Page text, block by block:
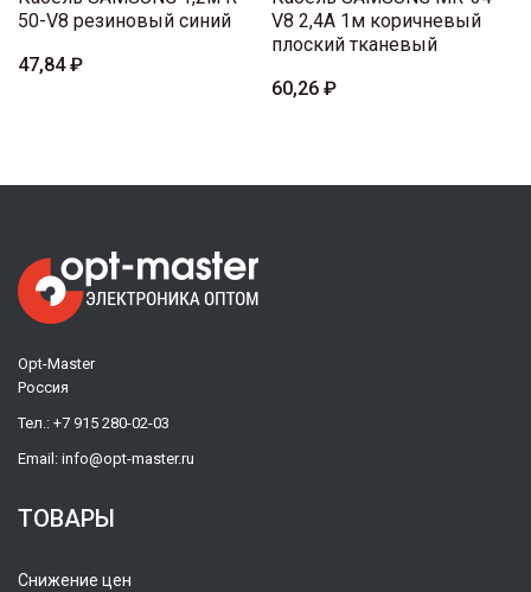
50-V8 резиновый синий
47,84 ₽
V8 2,4A 1м коричневый
плоский тканевый
60,26 ₽
Opt-Master
Россия
Тел.: +7 915 280-02-03
Email: info@opt-master.ru
ТОВАРЫ
Снижение цен